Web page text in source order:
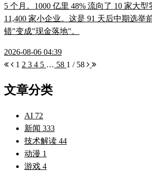
5 个月。1000 亿里 48% 流向了 10 家大型
11,400 家小企业。这是 91 天后中期选举
错"变成"现金落地"。
2026-08-06 04:39
1 2 3 4 5 … 58 1 / 58
文章分类
AI 72
新闻 333
技术解读 44
动漫 1
游戏 4